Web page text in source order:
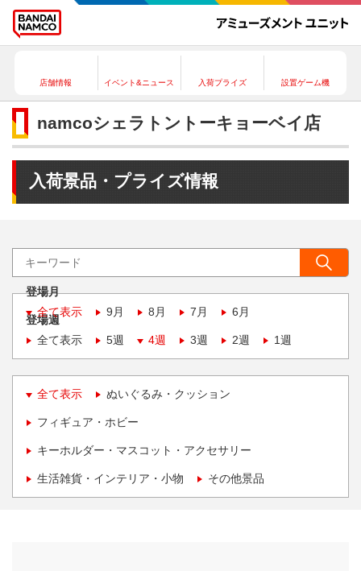
店舗情報 イベント&ニュース 入荷プライズ 設置ゲーム機
namcoシェラトントーキョーベイ店
入荷景品・プライズ情報
登場月
全て表示
9月 8月 7月 6月
登場週
全て表示
5週 4週 3週 2週 1週
全て表示 ぬいぐるみ・クッション
フィギュア・ホビー
キーホルダー・マスコット・アクセサリー
生活雑貨・インテリア・小物 その他景品